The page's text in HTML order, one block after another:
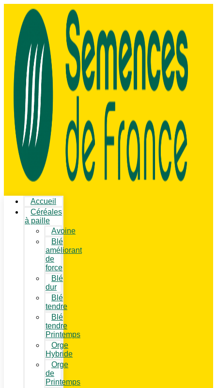
Accueil
Céréales
à paille
Avoine
Blé
améliorant
de
force
Blé
dur
Blé
tendre
Blé
tendre
Printemps
Orge
Hybride
Orge
de
Printemps